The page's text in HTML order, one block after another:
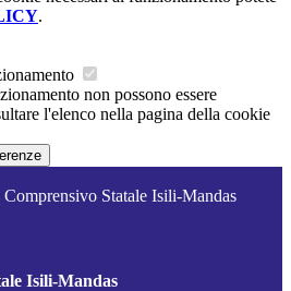
.
non possono essere
l'elenco nella pagina della cookie
Statale Isili-Mandas
Isili-Mandas